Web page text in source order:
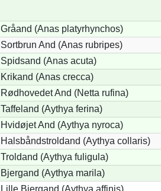
Gråand (Anas platyrhynchos)
Sortbrun And (Anas rubripes)
Spidsand (Anas acuta)
Krikand (Anas crecca)
Rødhovedet And (Netta rufina)
Taffeland (Aythya ferina)
Hvidøjet And (Aythya nyroca)
Halsbåndstroldand (Aythya collaris)
Troldand (Aythya fuligula)
Bjergand (Aythya marila)
Lille Bjergand (Aythya affinis)